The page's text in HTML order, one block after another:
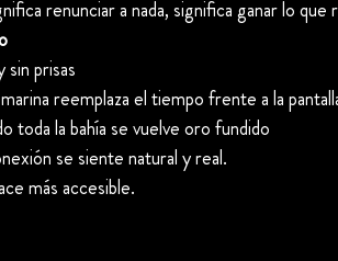
renunciar a nada, significa ganar lo
sin prisas
reemplaza el tiempo frente a la
toda la bahía se vuelve oro fundido
se siente natural y real.
más accesible.